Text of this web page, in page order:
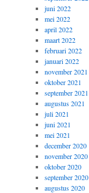
juni 2022
mei 2022
april 2022
maart 2022
februari 2022
januari 2022
november 2021
oktober 2021
september 2021
augustus 2021
juli 2021
juni 2021
mei 2021
december 2020
november 2020
oktober 2020
september 2020
augustus 2020